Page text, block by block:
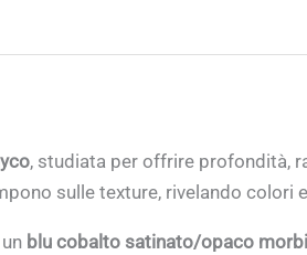
, studiata per offrire profondità,
sulle texture, rivelando colori
blu cobalto satinato/opaco